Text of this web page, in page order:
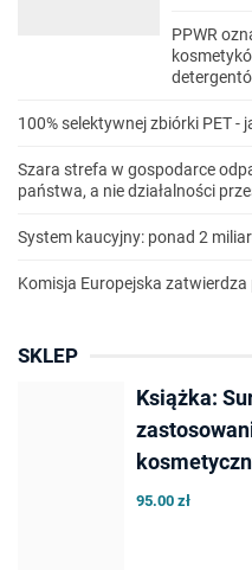
PPWR
100% selektywnej zbiórki PET -
Szara strefa w gospodarce
państwa, a nie działalności
System kaucyjny: ponad 2
Komisja Europejska zatwierdza
SKLEP
Książka:
95.00 zł